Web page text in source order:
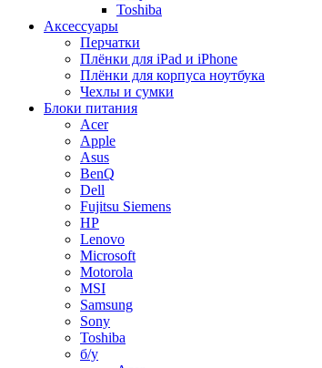
Toshiba
Аксессуары
Перчатки
Плёнки для iPad и iPhone
Плёнки для корпуса ноутбука
Чехлы и сумки
Блоки питания
Acer
Apple
Asus
BenQ
Dell
Fujitsu Siemens
HP
Lenovo
Microsoft
Motorola
MSI
Samsung
Sony
Toshiba
б/у